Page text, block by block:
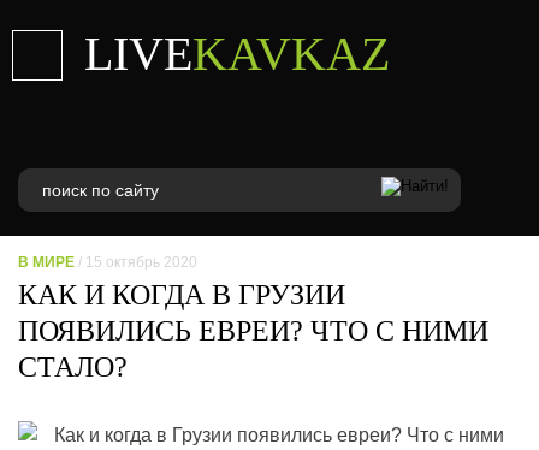
LIVEKAVKAZ
В МИРЕ / 15 октябрь 2020
КАК И КОГДА В ГРУЗИИ
ПОЯВИЛИСЬ ЕВРЕИ? ЧТО С НИМИ
СТАЛО?